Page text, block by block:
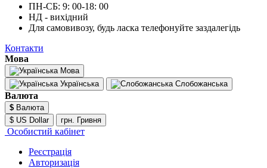
ПН-СБ: 9: 00-18: 00
НД - вихідний
Для самовивозу, будь ласка телефонуйте заздалегідь
Контакти
Мова
Мова
Українська
Слобожанська
Валюта
$ Валюта
$ US Dollar
грн. Гривня
Особистий кабінет
Реєстрація
Авторизація